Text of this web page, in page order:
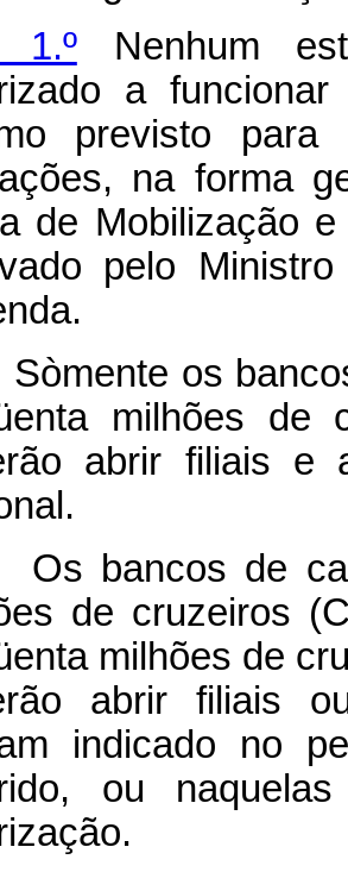
1.ºNenhum
a
previsto
na forma
de Mobilização
pelo
Sòmente os
milhões de
abrir filiais e
Os bancos de
de cruzeiros
milhões de
abrir filiais
indicado no
ou